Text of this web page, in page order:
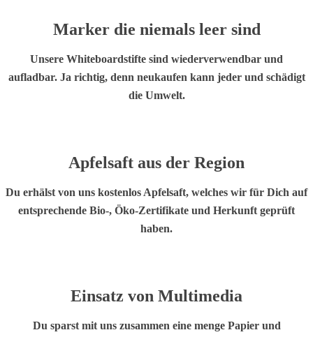
Marker die niemalsleer sind
Unsere Whiteboardstifte sind wiederverwendbar und
aufladbar. Ja richtig, denn neukaufen kann jeder und schädigt
die Umwelt.
Apfelsaft aus der Region
Du erhälst von uns kostenlos Apfelsaft, welches wir für Dich auf
entsprechende Bio-, Öko-Zertifikate und Herkunft geprüft
haben.
Einsatz von Multimedia
Du sparst mit uns zusammen eine menge Papier und